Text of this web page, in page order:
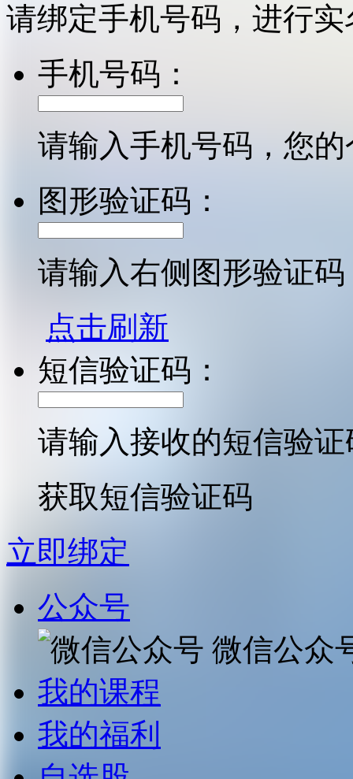
请绑定手机号码，进行
手机号码：
请输入手机号码，您
图形验证码：
请输入右侧图形验证码
点击刷新
短信验证码：
请输入接收的短信验证
获取短信验证码
立即绑定
公众号
微信公众
我的课程
我的福利